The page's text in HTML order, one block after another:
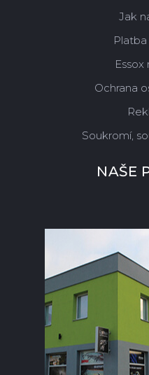
Jak
Essox
Ochrana
Soukromí,
NAŠE